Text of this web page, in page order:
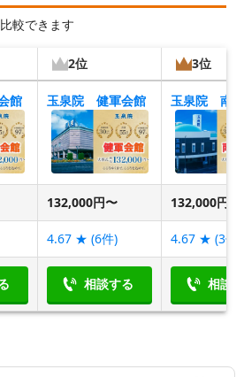
較できます
2位 3位
館 玉泉院 健軍会館
132,000円〜 132,000円〜
4.67 ★ (6件) 4.67 ★ (3件)
相談する 相談